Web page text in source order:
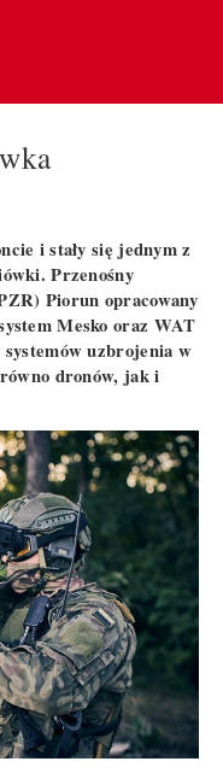
i stały się jednym z
Przenośny
Piorun opracowany
Mesko oraz WAT
systemów uzbrojenia w
dronów, jak i